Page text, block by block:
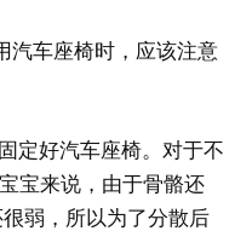
车座椅时，应该注意
好汽车座椅。对于不
宝来说，由于骨骼还
弱，所以为了分散后